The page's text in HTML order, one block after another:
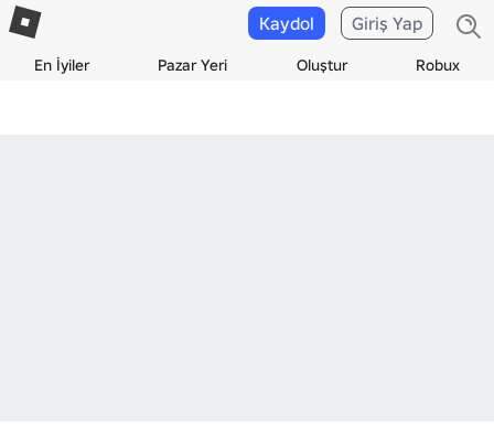
En İyiler Pazar Yeri Oluştur Robux
Kaydol Giriş Yap